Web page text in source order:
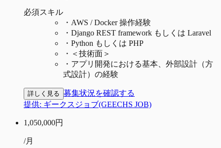
必須スキル
・ AWS / Docker 操作経験
・ Django REST framework もしくは Laravel
・ Python もしくは PHP
・ ＜技術面＞
・ アプリ開発における基本、外部設計（方
式設計）の経験
詳しく見る 募集状況を確認する
提供: ギークスジョブ(GEECHS JOB)
1,050,000円
/月